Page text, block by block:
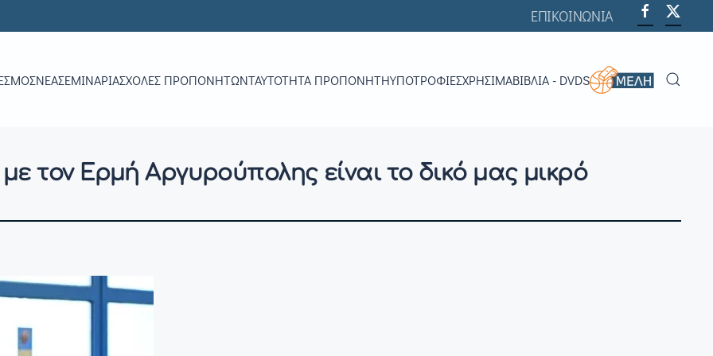
ΕΠΙΚΟΙΝΩΝΙΑ
ΝΕΑΣΕΜΙΝΆΡΙΑΣΧΟΛΈΣ ΠΡΟΠΟΝΗΤΏΝΤΑΥΤΌΤΗΤΑ ΠΡΟΠΟΝΗΤΉΥΠΟΤΡΟΦΊΕΣΧΡΗΣΙΜΑΒΙΒΛΊΑ - DVDS
τον Ερμή Αργυρούπολης είναι το δικό μας μικρό